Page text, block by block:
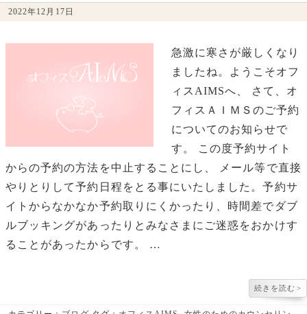
2022年12月17日
急激に寒さが厳しくなり
ましたね。ようこそオフ
ィスAIMSへ、 さて、オ
フィスＡＩＭＳのご予約
についてのお知らせで
す。 この度予約サイト
からの予約の方法を中止することにし、 メール等で直接
やりとりして予約日程をとる事にいたしました。予約サ
イトからなかなか予約取りにくかったり、時間差でダブ
ルブッキングがあったりとみなさまにご迷惑をおかけす
ることがあったからです。 …
続きを読む >